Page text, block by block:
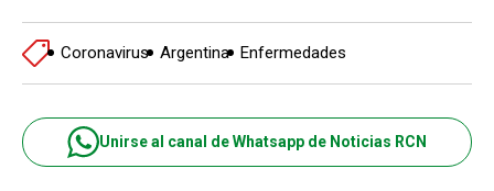
Coronavirus Argentina Enfermedades
Unirse al canal de Whatsapp de Noticias RCN